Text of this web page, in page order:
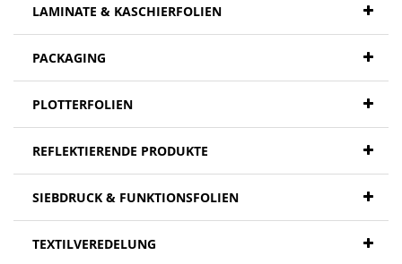
LAMINATE & KASCHIERFOLIEN
PACKAGING
PLOTTERFOLIEN
REFLEKTIERENDE PRODUKTE
SIEBDRUCK & FUNKTIONSFOLIEN
TEXTILVEREDELUNG